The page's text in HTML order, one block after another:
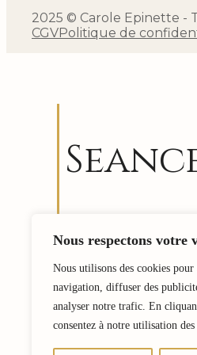
Nous respectons votre
Nous utilisons des cookies
navigation, diffuser des
analyser notre trafic. En
consentez à notre utilisation des
2025 © Carole Epinette -
CGVPolitique de
Me rendre
témoigner. Être
de Qui est l’autre, de
J’aime tant m’ouvrir
Si vous aussi, vous